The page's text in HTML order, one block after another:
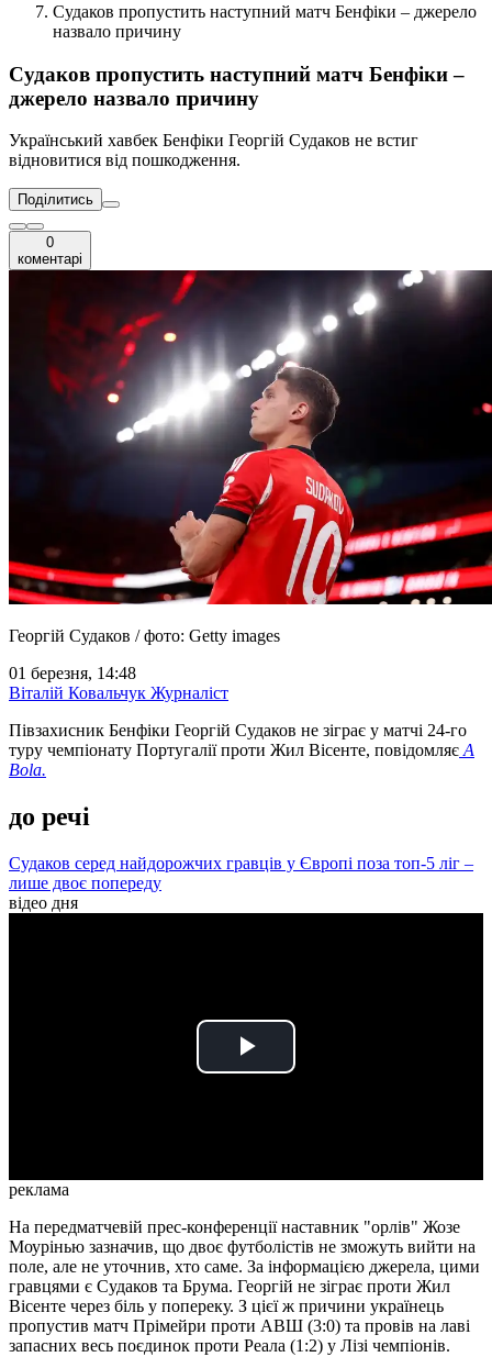
Судаков пропустить наступний матч Бенфіки – джерело
назвало причину
Судаков пропустить наступний матч Бенфіки –
джерело назвало причину
Український хавбек Бенфіки Георгій Судаков не встиг
відновитися від пошкодження.
Поділитись
0
коментарі
Георгій Судаков / фото: Getty images
01 березня, 14:48
Віталій Ковальчук Журналіст
Півзахисник Бенфіки Георгій Судаков не зіграє у матчі 24-го
туру чемпіонату Португалії проти Жил Вісенте, повідомляєA
Bola.
до речі
Судаков серед найдорожчих гравців у Європі поза топ-5 ліг –
лише двоє попереду
відео дня
Play
реклама
На передматчевій прес-конференції наставник "орлів" Жозе
Моурінью зазначив, що двоє футболістів не зможуть вийти на
поле, але не уточнив, хто саме. За інформацією джерела, цими
гравцями є Судаков та Брума. Георгій не зіграє проти Жил
Вісенте через біль у попереку. З цієї ж причини українець
пропустив матч Прімейри проти АВШ (3:0) та провів на лаві
запасних весь поєдинок проти Реала (1:2) у Лізі чемпіонів.